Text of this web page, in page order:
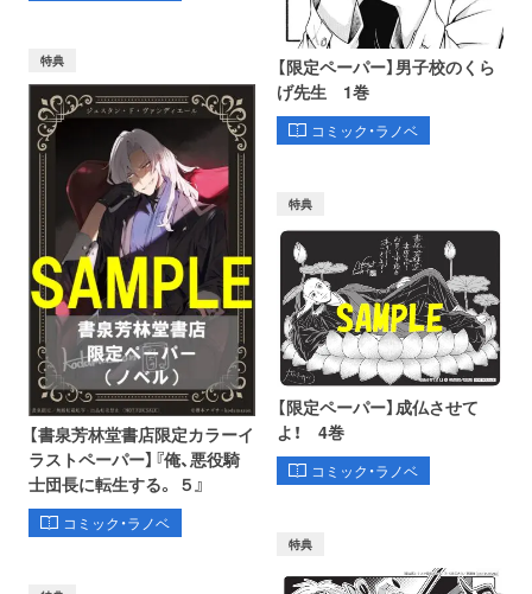
【限定ペーパー】男子校のくら
げ先生 1巻
コミック・ラノベ
特典
【書泉芳林堂書店限定カラーイ
ラストペーパー】『俺、悪役騎
士団長に転生する。 ５』
コミック・ラノベ
特典
【限定ペーパー】成仏させて
よ！ 4巻
コミック・ラノベ
特典